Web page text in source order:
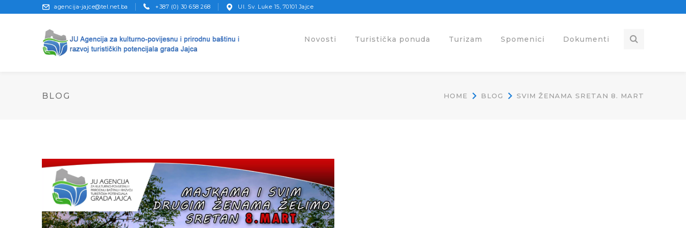
agencija-jajce@tel.net.ba +387 (0) 30 658 268 Ul. Sv. Luke 15, 70101 Jajce
Novosti Turistička ponuda Turizam Spomenici Dokumenti
BLOG HOME BLOG SVIM ŽENAMA SRETAN 8. MART